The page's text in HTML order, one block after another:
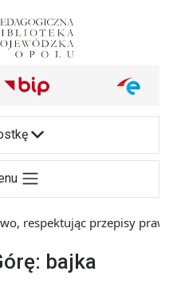
i inne
respektując przepisy
bajka